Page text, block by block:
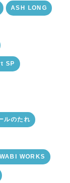
ASH LONG
SP
ルのたれ
WORKS